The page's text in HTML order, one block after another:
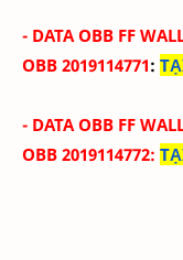
- DATA OBB FF
OBB 2019114771:
- DATA OBB FF
OBB 2019114772: